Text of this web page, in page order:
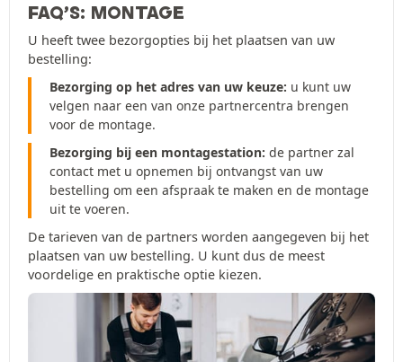
FAQ’S: MONTAGE
U heeft twee bezorgopties bij het plaatsen van uw
bestelling:
Bezorging op het adres van uw keuze: u kunt uw
velgen naar een van onze partnercentra brengen
voor de montage.
Bezorging bij een montagestation: de partner zal
contact met u opnemen bij ontvangst van uw
bestelling om een afspraak te maken en de montage
uit te voeren.
De tarieven van de partners worden aangegeven bij het
plaatsen van uw bestelling. U kunt dus de meest
voordelige en praktische optie kiezen.